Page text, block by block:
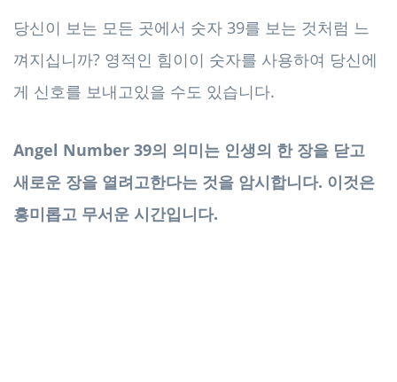
당신이 보는 모든 곳에서 숫자 39를 보는 것처럼 느
껴지십니까? 영적인 힘이이 숫자를 사용하여 당신에
게 신호를 보내고있을 수도 있습니다.
Angel Number 39의 의미는 인생의 한 장을 닫고
새로운 장을 열려고한다는 것을 암시합니다. 이것은
흥미롭고 무서운 시간입니다.